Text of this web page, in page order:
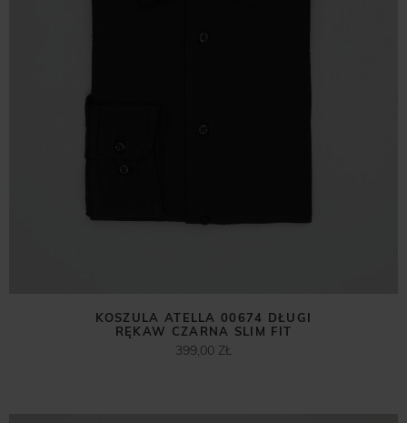
KOSZULA ATELLA 00674 DŁUGI
RĘKAW CZARNA SLIM FIT
399,00 ZŁ